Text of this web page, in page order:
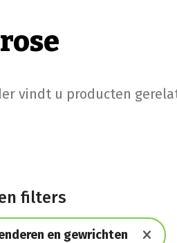
vindt u producten
filters
en gewrichten